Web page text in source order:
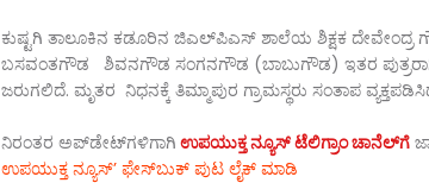
ಕುಷ್ಟಗಿ ತಾಲೂಕಿನ ಕಡೂರಿನ ಜಿಎಲ್‌ಪಿಎಸ್ ಶಾಲೆಯ ಶಿಕ್ಷಕ ದೇವೇಂದ್ರ
ಬಸವಂತಗೌಡ ಶಿವನಗೌಡ ಸಂಗನಗೌಡ (ಬಾಬುಗೌಡ) ಇತರ
ಜರುಗಲಿದೆ. ಮೃತರ ನಿಧನಕ್ಕೆ ತಿಮ್ಮಾಪುರ ಗ್ರಾಮಸ್ಥರು ಸಂತಾಪ
ನಿರಂತರ ಅಪ್‌ಡೇಟ್‌ಗಳಿಗಾಗಿ ಉಪಯುಕ್ತ ನ್ಯೂಸ್‌ ಟೆಲಿಗ್ರಾಂ ಚಾನೆಲ್‌ಗೆ
ಉಪಯುಕ್ತ ನ್ಯೂಸ್‌’ ಫೇಸ್‌ಬುಕ್ ಪುಟ ಲೈಕ್ ಮಾಡಿ